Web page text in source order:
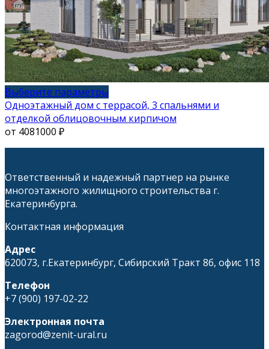
Выберите параметры
товар
имеет
можно
выбрать
на
товара.
Одноэтажный дом с террасой, 3 спальнями и
отделкой облицовочным кирпичом
от 4081000 ₽
Ответственный и надежный партнер на рынке
многоэтажного жилищного строительства г.
Екатеринбурга.
Контактная информация
Адрес
620073, г.Екатеринбург, Сибирский Тракт 8б, офис 118
Телефон
+7 (900) 197-02-22
Электронная почта
zagorod@zenit-ural.ru